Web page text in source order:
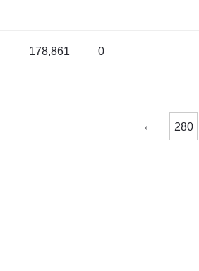
0
178,861
280
←